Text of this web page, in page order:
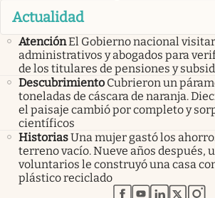
Actualidad
AtenciónEl Gobierno nacional
administrativos y abogados para
de los titulares de pensiones y
Descubrimiento Cubrieron un
toneladas de cáscara de naranja.
el paisaje cambió por completo y
científicos
HistoriasUna mujer gastó los
terreno vacío. Nueve años después,
voluntarios le construyó una casa
plástico reciclado
abre en nueva
abre enabre en
abre